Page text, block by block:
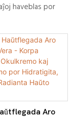
haveblas por
Aro